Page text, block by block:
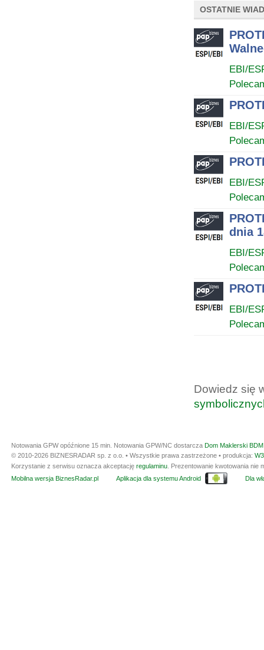
OSTATNIE
EBI/
EBI/
EBI/
dnia
EBI/
EBI/
Dowiedz się
Notowania GPW opóźnione 15 min. Notowania GPW/NC dostarcza Dom Maklerski
© 2010-2026 BIZNESRADAR sp. z o.o. • Wszystkie prawa zastrzeżone • produkcja:
Korzystanie z serwisu oznacza akceptację regulaminu. Prezentowanie kwotowania nie
Mobilna wersja BiznesRadar.pl
Aplikacja dla systemu Android Dla